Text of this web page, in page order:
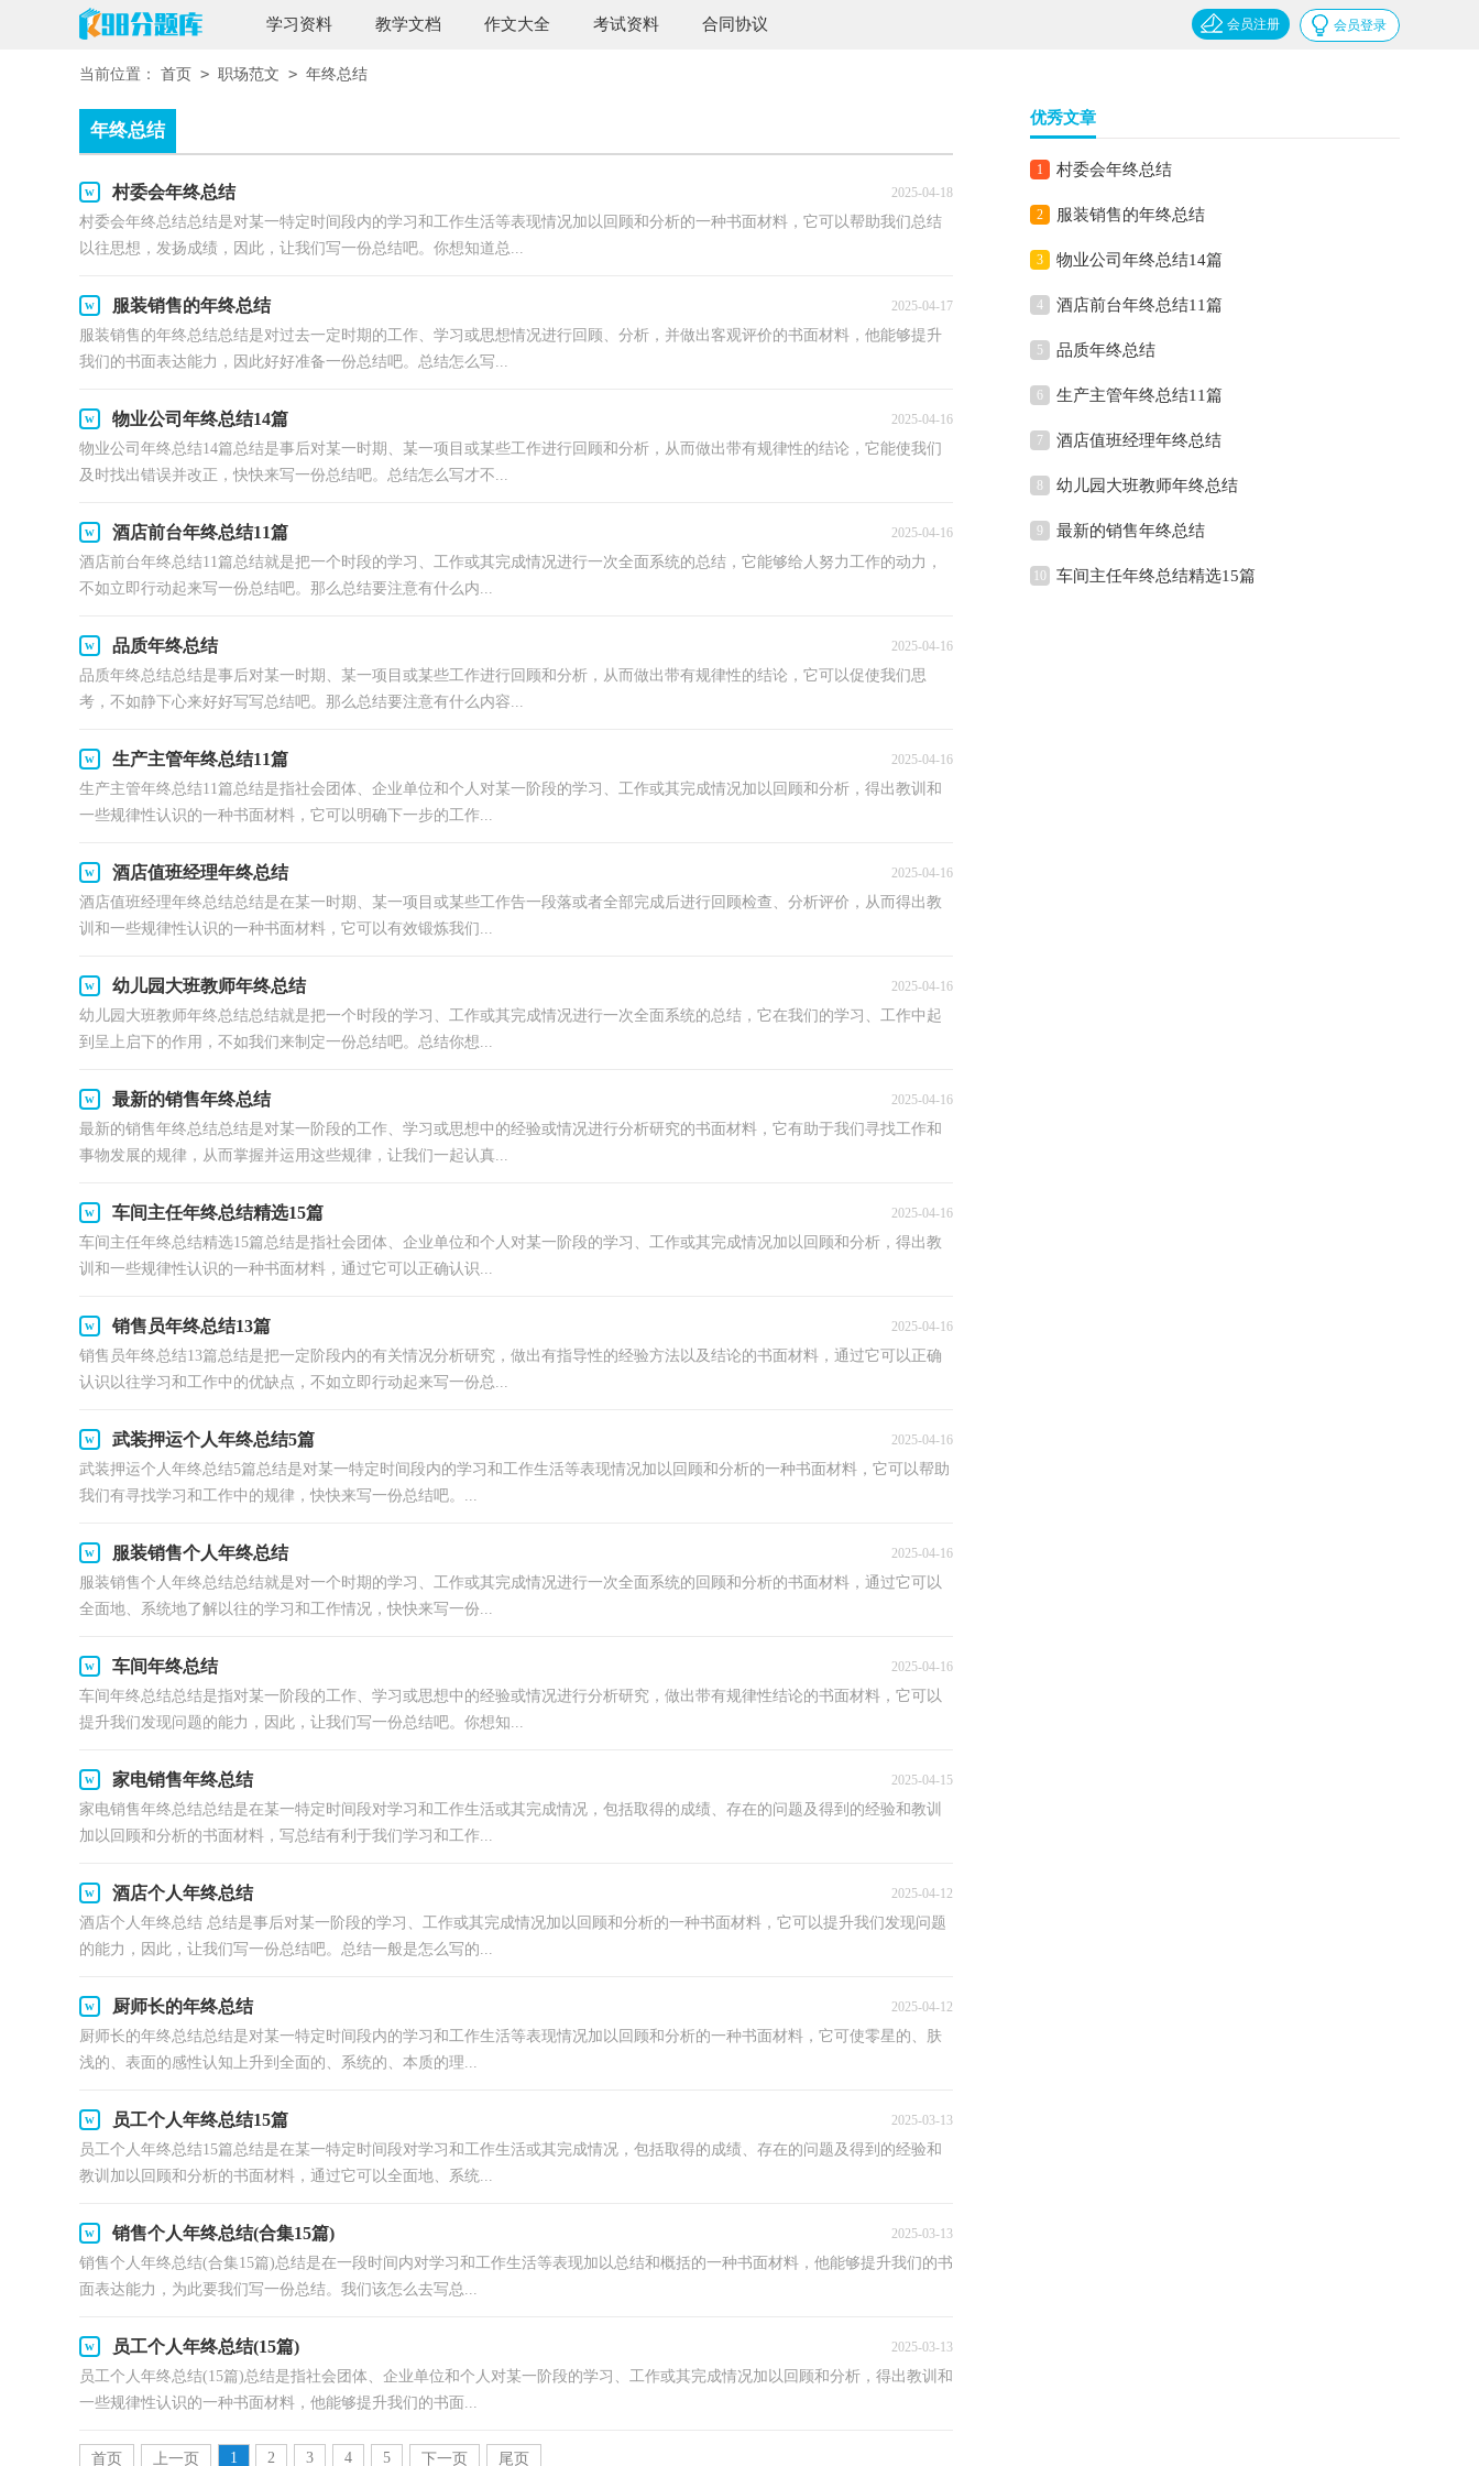
学习资料 教学文档 作文大全 考试资料 合同协议 会员登录
会员注册
当前位置： 首页 > 职场范文 > 年终总结
年终总结
村委会年终总结 2025-04-18
村委会年终总结总结是对某一特定时间段内的学习和工作生活等表现情况加以回顾和分析的一种书面材料，它可以帮助我们总结
以往思想，发扬成绩，因此，让我们写一份总结吧。你想知道总...
服装销售的年终总结 2025-04-17
服装销售的年终总结总结是对过去一定时期的工作、学习或思想情况进行回顾、分析，并做出客观评价的书面材料，他能够提升
我们的书面表达能力，因此好好准备一份总结吧。总结怎么写...
物业公司年终总结14篇 2025-04-16
物业公司年终总结14篇总结是事后对某一时期、某一项目或某些工作进行回顾和分析，从而做出带有规律性的结论，它能使我们
及时找出错误并改正，快快来写一份总结吧。总结怎么写才不...
酒店前台年终总结11篇 2025-04-16
酒店前台年终总结11篇总结就是把一个时段的学习、工作或其完成情况进行一次全面系统的总结，它能够给人努力工作的动力，
不如立即行动起来写一份总结吧。那么总结要注意有什么内...
品质年终总结 2025-04-16
品质年终总结总结是事后对某一时期、某一项目或某些工作进行回顾和分析，从而做出带有规律性的结论，它可以促使我们思
考，不如静下心来好好写写总结吧。那么总结要注意有什么内容...
生产主管年终总结11篇 2025-04-16
生产主管年终总结11篇总结是指社会团体、企业单位和个人对某一阶段的学习、工作或其完成情况加以回顾和分析，得出教训和
一些规律性认识的一种书面材料，它可以明确下一步的工作...
酒店值班经理年终总结 2025-04-16
酒店值班经理年终总结总结是在某一时期、某一项目或某些工作告一段落或者全部完成后进行回顾检查、分析评价，从而得出教
训和一些规律性认识的一种书面材料，它可以有效锻炼我们...
幼儿园大班教师年终总结 2025-04-16
幼儿园大班教师年终总结总结就是把一个时段的学习、工作或其完成情况进行一次全面系统的总结，它在我们的学习、工作中起
到呈上启下的作用，不如我们来制定一份总结吧。总结你想...
最新的销售年终总结 2025-04-16
最新的销售年终总结总结是对某一阶段的工作、学习或思想中的经验或情况进行分析研究的书面材料，它有助于我们寻找工作和
事物发展的规律，从而掌握并运用这些规律，让我们一起认真...
车间主任年终总结精选15篇 2025-04-16
车间主任年终总结精选15篇总结是指社会团体、企业单位和个人对某一阶段的学习、工作或其完成情况加以回顾和分析，得出教
训和一些规律性认识的一种书面材料，通过它可以正确认识...
销售员年终总结13篇 2025-04-16
销售员年终总结13篇总结是把一定阶段内的有关情况分析研究，做出有指导性的经验方法以及结论的书面材料，通过它可以正确
认识以往学习和工作中的优缺点，不如立即行动起来写一份总...
武装押运个人年终总结5篇 2025-04-16
武装押运个人年终总结5篇总结是对某一特定时间段内的学习和工作生活等表现情况加以回顾和分析的一种书面材料，它可以帮助
我们有寻找学习和工作中的规律，快快来写一份总结吧。...
服装销售个人年终总结 2025-04-16
服装销售个人年终总结总结就是对一个时期的学习、工作或其完成情况进行一次全面系统的回顾和分析的书面材料，通过它可以
全面地、系统地了解以往的学习和工作情况，快快来写一份...
车间年终总结 2025-04-16
车间年终总结总结是指对某一阶段的工作、学习或思想中的经验或情况进行分析研究，做出带有规律性结论的书面材料，它可以
提升我们发现问题的能力，因此，让我们写一份总结吧。你想知...
家电销售年终总结 2025-04-15
家电销售年终总结总结是在某一特定时间段对学习和工作生活或其完成情况，包括取得的成绩、存在的问题及得到的经验和教训
加以回顾和分析的书面材料，写总结有利于我们学习和工作...
酒店个人年终总结 2025-04-12
酒店个人年终总结 总结是事后对某一阶段的学习、工作或其完成情况加以回顾和分析的一种书面材料，它可以提升我们发现问题
的能力，因此，让我们写一份总结吧。总结一般是怎么写的...
厨师长的年终总结 2025-04-12
厨师长的年终总结总结是对某一特定时间段内的学习和工作生活等表现情况加以回顾和分析的一种书面材料，它可使零星的、肤
浅的、表面的感性认知上升到全面的、系统的、本质的理...
员工个人年终总结15篇 2025-03-13
员工个人年终总结15篇总结是在某一特定时间段对学习和工作生活或其完成情况，包括取得的成绩、存在的问题及得到的经验和
教训加以回顾和分析的书面材料，通过它可以全面地、系统...
销售个人年终总结(合集15篇) 2025-03-13
销售个人年终总结(合集15篇)总结是在一段时间内对学习和工作生活等表现加以总结和概括的一种书面材料，他能够提升我们的书
面表达能力，为此要我们写一份总结。我们该怎么去写总...
员工个人年终总结(15篇) 2025-03-13
员工个人年终总结(15篇)总结是指社会团体、企业单位和个人对某一阶段的学习、工作或其完成情况加以回顾和分析，得出教训和
一些规律性认识的一种书面材料，他能够提升我们的书面...
首页 上一页 1 2 3 4 5 下一页 尾页
优秀文章
1 村委会年终总结
2 服装销售的年终总结
3 物业公司年终总结14篇
4 酒店前台年终总结11篇
5 品质年终总结
6 生产主管年终总结11篇
7 酒店值班经理年终总结
8 幼儿园大班教师年终总结
9 最新的销售年终总结
10 车间主任年终总结精选15篇